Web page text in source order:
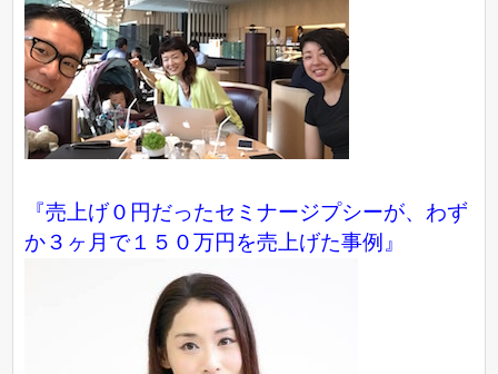
『売上げ０円だったセミナージプシーが、わず
か３ヶ月で１５０万円を売上げた事例』